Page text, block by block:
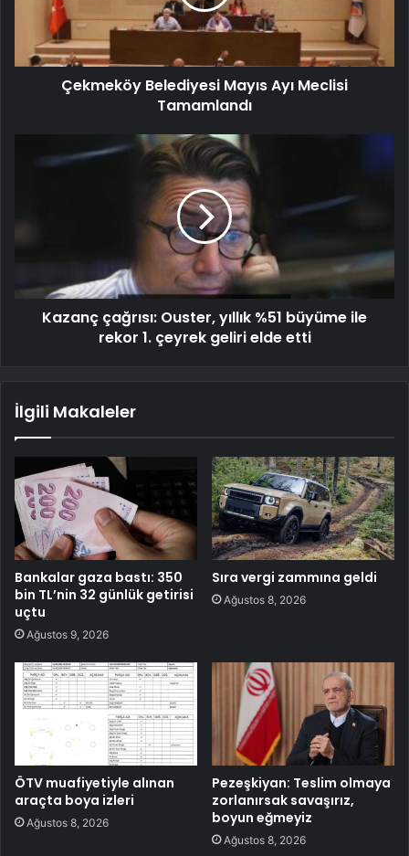
Çekmeköy Belediyesi Mayıs Ayı Meclisi
Tamamlandı
Kazanç çağrısı: Ouster, yıllık %51 büyüme ile
rekor 1. çeyrek geliri elde etti
İlgili Makaleler
Bankalar gaza bastı: 350
bin TL’nin 32 günlük getirisi
uçtu
Ağustos 9, 2026
Sıra vergi zammına geldi
Ağustos 8, 2026
ÖTV muafiyetiyle alınan
araçta boya izleri
Ağustos 8, 2026
Pezeşkiyan: Teslim olmaya
zorlanırsak savaşırız,
boyun eğmeyiz
Ağustos 8, 2026